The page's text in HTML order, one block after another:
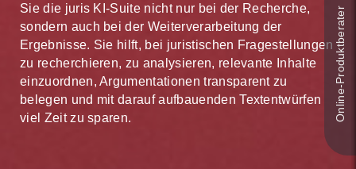
Sie die juris KI-Suite nicht nur bei der Recherche,
sondern auch bei der Weiterverarbeitung der
Ergebnisse. Sie hilft, bei juristischen Fragestellungen
zu recherchieren, zu analysieren, relevante Inhalte
einzuordnen, Argumentationen transparent zu
belegen und mit darauf aufbauenden Textentwürfen
viel Zeit zu sparen.
Online-Produkt­berater